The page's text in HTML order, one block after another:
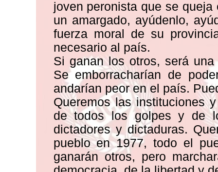
joven peronista que se
un amargado, ayúdenlo,
fuerza moral de su
necesario al país.
Si ganan los otros, será
Se emborracharían de
andarían peor en el país.
Queremos las instituciones
de todos los golpes y de
dictadores y dictaduras.
pueblo en 1977, todo el
ganarán otros, pero